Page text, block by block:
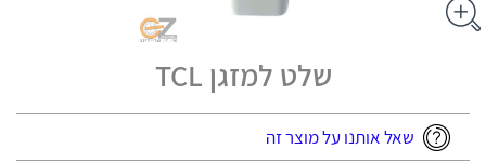
שלט למזגן TCL
שאל אותנו על מוצר זה